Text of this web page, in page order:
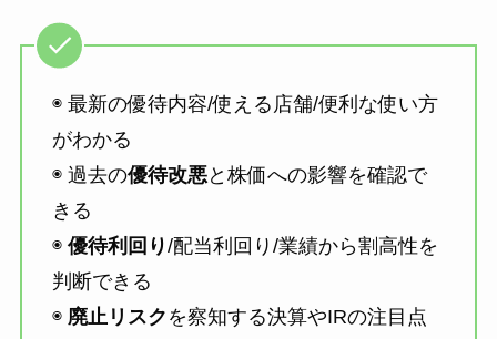
◉ 最新の優待内容/使える店舗/便利な使い方
がわかる
◉ 過去の優待改悪と株価への影響を確認で
きる
◉ 優待利回り/配当利回り/業績から割高性を
判断できる
◉ 廃止リスク を察知する決算やIRの注目点